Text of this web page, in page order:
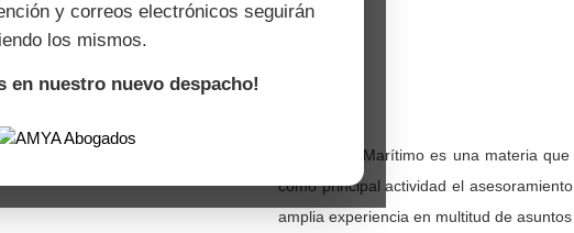
y correos electrónicos seguirán
los mismos.
en nuestro nuevo despacho!
y de Sociedades
El Derecho Marítimo es una materia
como principal actividad el
amplia experiencia en multitud de